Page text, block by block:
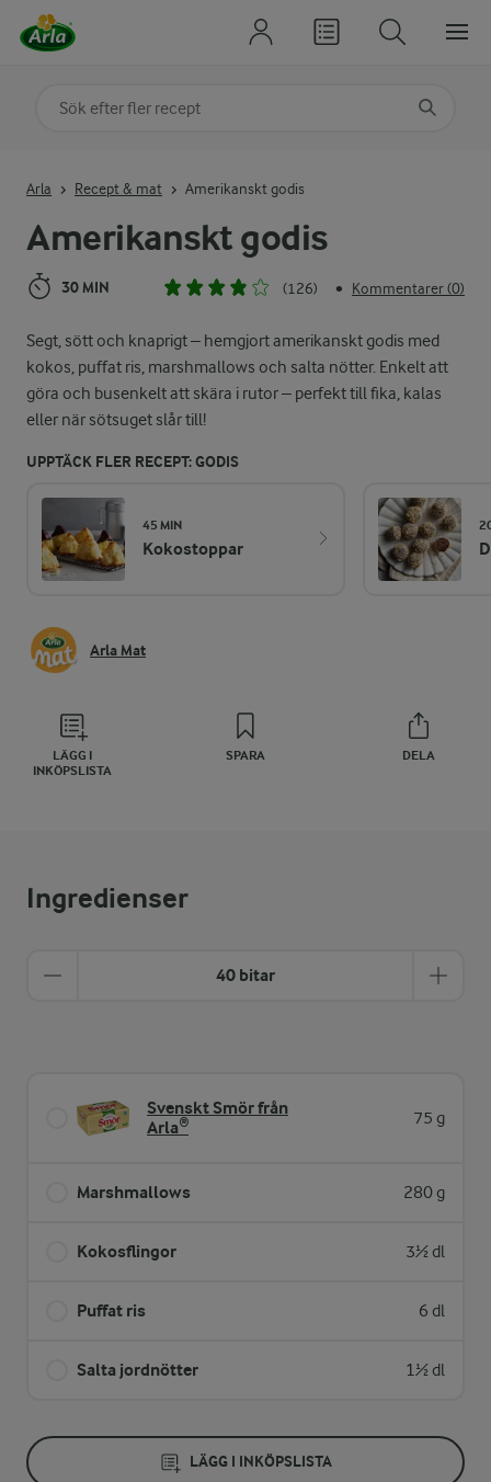
Amerikanskt godis
30 MIN (126) • Kommentarer (0)
Segt, sött och knaprigt – hemgjort amerikanskt godis med
kokos, puffat ris, marshmallows och salta nötter. Enkelt att
göra och busenkelt att skära i rutor – perfekt till fika, kalas
eller när sötsuget slår till!
UPPTÄCK FLER RECEPT: GODIS
45 MIN
Kokostoppar
Arla Mat
LÄGG I
INKÖPSLISTA
SPARA DELA
Arla Recept & mat Amerikanskt godis
Ingredienser
40 bitar
Svenskt Smör från
Arla®
75 g
Marshmallows 280 g
Kokosflingor 3½ dl
Puffat ris 6 dl
Salta jordnötter 1½ dl
LÄGG I INKÖPSLISTA
Sök på kategori eller ingrediens